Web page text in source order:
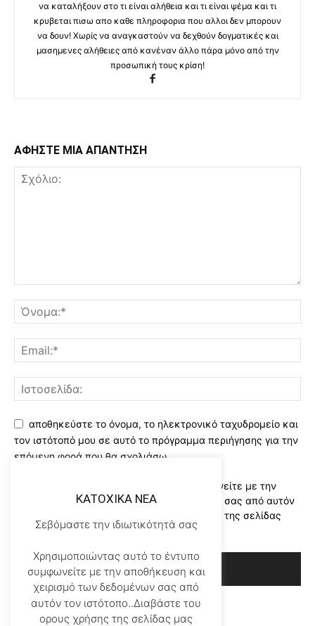
να καταλήξουν στο τι είναι αλήθεια και τι είναι ψέμα και τι
κρυβεται πισω απο καθε πληροφορια που αλλοι δεν μπορουν
να δουν! Χωρίς να αναγκαστούν να δεχθούν δογματικές και
μασημενες αλήθειες από κανέναν άλλο πάρα μόνο από την
προσωπική τους κρίση!
ΑΦΗΣΤΕ ΜΙΑ ΑΠΑΝΤΗΣΗ
αποθηκεύστε το όνομα, το ηλεκτρονικό ταχυδρομείο και
τον ιστότοπό μου σε αυτό το πρόγραμμα περιήγησης για την
επόμενη φορά που θα σχολιάσω.
Χρησιμοποιώντας αυτό το έντυπο συμφωνείτε με την
αποθήκευση και χειρισμό των δεδομένων σας από αυτόν
τον ιστότοπο..Διαβάστε του ορους χρήσης της σελίδας
μας*
KATOXIKA NEA
Σεβόμαστε την ιδιωτικότητά σας
Χρησιμοποιώντας αυτό το έντυπο
συμφωνείτε με την αποθήκευση και
χειρισμό των δεδομένων σας από
αυτόν τον ιστότοπο..Διαβάστε του
ορους χρήσης της σελίδας μας